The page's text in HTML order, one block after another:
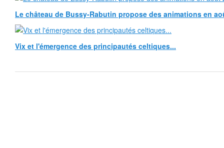
Le château de Bussy-Rabutin propose des animations en
Vix et l'émergence des principautés celtiques...